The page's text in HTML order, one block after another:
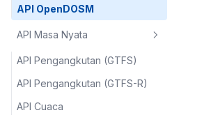
API OpenDOSM
API Masa Nyata
API Pengangkutan (GTFS)
API Pengangkutan (GTFS-R)
API Cuaca